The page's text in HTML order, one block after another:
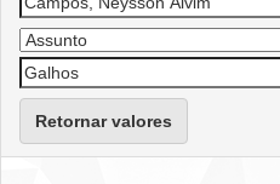
Retornar valores